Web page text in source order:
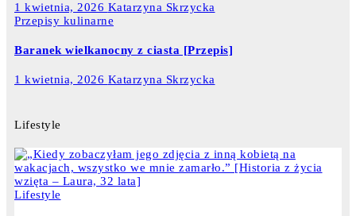
1 kwietnia, 2026 Katarzyna Skrzycka
Przepisy kulinarne
Baranek wielkanocny z ciasta [Przepis]
1 kwietnia, 2026 Katarzyna Skrzycka
Lifestyle
Lifestyle